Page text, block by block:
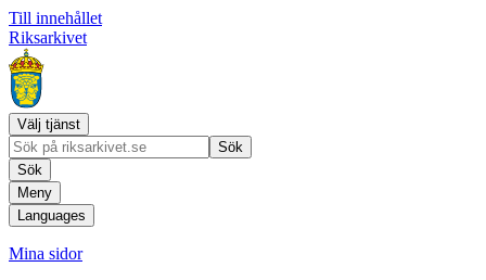
Till innehållet
Riksarkivet
Välj tjänst
Sök
Sök
Meny
Languages
Mina sidor